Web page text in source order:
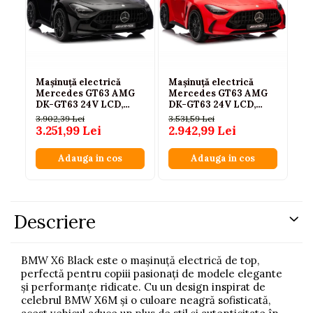
Mașinuță electrică
Mercedes GT63 AMG
DK-GT63 24V LCD,
Negru Lăcuit
3.902,39 Lei
3.251,99 Lei
Adauga in cos
Mașinuță electrică
Mercedes GT63 AMG
DK-GT63 24V LCD,
Roșu
3.531,59 Lei
2.942,99 Lei
Adauga in cos
Descriere
BMW X6 Black este o mașinuță electrică de top,
perfectă pentru copiii pasionați de modele elegante
și performanțe ridicate. Cu un design inspirat de
celebrul BMW X6M și o culoare neagră sofisticată,